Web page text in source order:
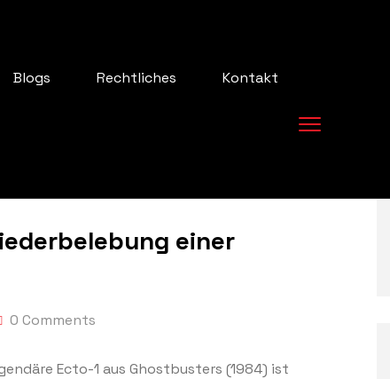
Blogs Rechtliches Kontakt
einer
0 Comments
Ecto-1 aus Ghostbusters (1984) ist